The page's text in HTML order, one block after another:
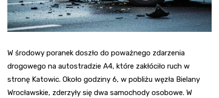
W środowy poranek doszło do poważnego zdarzenia
drogowego na autostradzie A4, które zakłóciło ruch w
stronę Katowic. Około godziny 6, w pobliżu węzła Bielany
Wrocławskie, zderzyły się dwa samochody osobowe. W